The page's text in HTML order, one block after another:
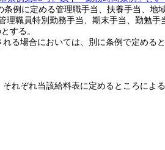
例に定める管理職手当、扶養手当、地
職員特別勤務手当、期末手当、勤勉手
する。
る場合においては、別に条例で定める
れぞれ当該給料表に定めるところによる